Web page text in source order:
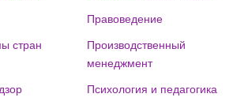
Правоведение
стран
Производственный
менеджмент
Психология и педагогика